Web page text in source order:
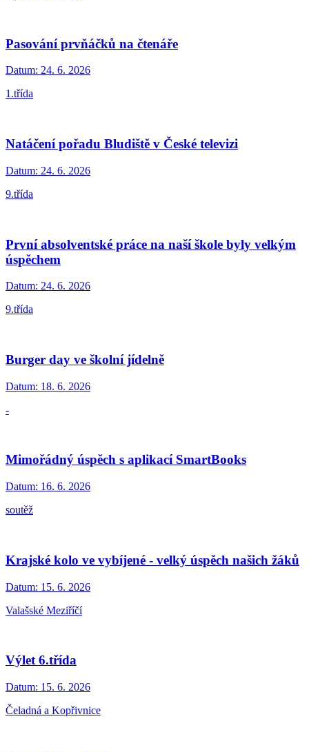
Pasování prvňáčků na čtenáře
Datum: 24. 6. 2026
1.třída
Natáčení pořadu Bludiště v České televizi
Datum: 24. 6. 2026
9.třída
První absolventské práce na naší škole byly velkým
úspěchem
Datum: 24. 6. 2026
9.třída
Burger day ve školní jídelně
Datum: 18. 6. 2026
-
Mimořádný úspěch s aplikací SmartBooks
Datum: 16. 6. 2026
soutěž
Krajské kolo ve vybíjené - velký úspěch našich žáků
Datum: 15. 6. 2026
Valašské Meziříčí
Výlet 6.třída
Datum: 15. 6. 2026
Čeladná a Kopřivnice